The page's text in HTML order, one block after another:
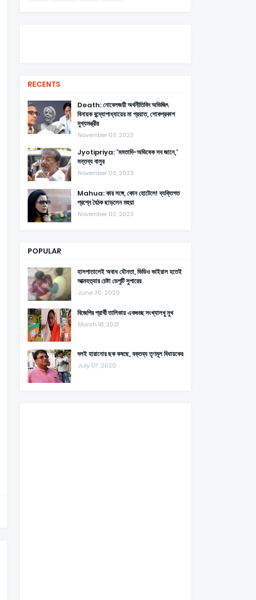
RECENTS
Death: নোবেলজয়ী অর্থনীতিবিদ অভিজিৎ
বিনায়ক বন্দ্যোপাধ্যায়ের মা প্রয়াত, শোকপ্রকাশ
মুখ্যমন্ত্রীর
November 03, 2023
Jyotipriya: 'মমতাদি-অভিষেক সব জানে,'
মন্তব্য বালুর
November 03, 2023
Mahua: কার সঙ্গে, কোন হোটেলে! ব্যক্তিগত
প্রশ্নে বৈঠক ছাড়লেন মহুয়া
November 02, 2023
POPULAR
হাসপাতালেই অবাধ যৌনতা, ভিডিও ভাইরাল হতেই
আত্মহত্যার চেষ্টা ডেপুটি সুপারের
June 30, 2020
বিজেপির প্রার্থী তালিকায় একগুচ্ছ সংখ্যালখু মুখ
March 18, 2021
দলই হারানোর ছক কষছে, বক্তব্য তৃণমূল বিধায়কের
July 07, 2020